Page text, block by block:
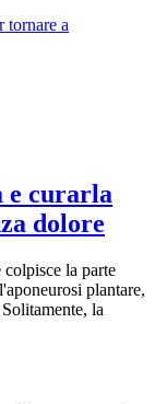
tornare a
e curarla
dolore
la parte
plantare,
la